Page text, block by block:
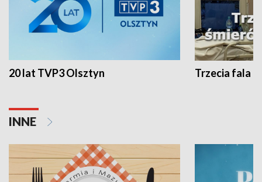
20 lat TVP3 Olsztyn Trzecia fala -
INNE